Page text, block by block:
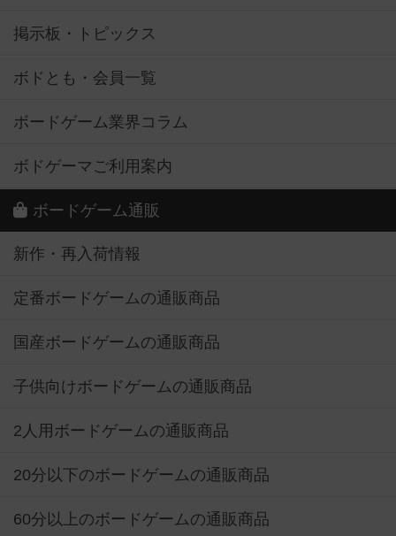
掲示板・トピックス
ボドとも・会員一覧
ボードゲーム業界コラム
ボドゲーマご利用案内
ボードゲーム通販
新作・再入荷情報
定番ボードゲームの通販商品
国産ボードゲームの通販商品
子供向けボードゲームの通販商品
2人用ボードゲームの通販商品
20分以下のボードゲームの通販商品
60分以上のボードゲームの通販商品